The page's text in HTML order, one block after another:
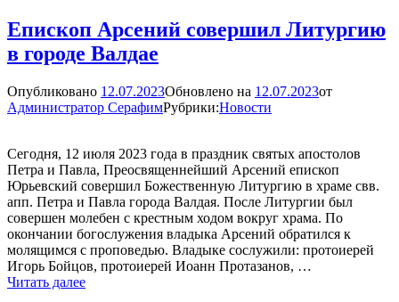
Юрьевом
монастыре
найдена
архиепископа
Спиридона
Новгородского
Епископ Арсений совершил Литургию
в городе Валдае
Опубликовано 12.07.2023Обновлено на 12.07.2023от
Администратор СерафимРубрики:Новости
Сегодня, 12 июля 2023 года в праздник святых апостолов
Петра и Павла, Преосвященнейший Арсений епископ
Юрьевский совершил Божественную Литургию в храме свв.
апп. Петра и Павла города Валдая. После Литургии был
совершен молебен с крестным ходом вокруг храма. По
окончании богослужения владыка Арсений обратился к
молящимся с проповедью. Владыке сослужили: протоиерей
Игорь Бойцов, протоиерей Иоанн Протазанов, …
Читать далееЕпископ